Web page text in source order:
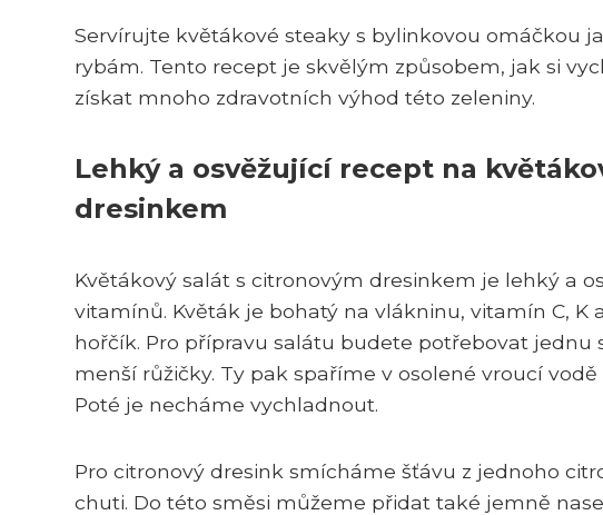
Servírujte květákové steaky s bylinkovou omáčkou
rybám. Tento recept je skvělým způsobem, jak si
získat mnoho zdravotních výhod této zeleniny.
Lehký a osvěžující recept na
dresinkem
Květákový salát s citronovým dresinkem je lehký a
vitamínů. Květák je bohatý na vlákninu, vitamín C, K
hořčík. Pro přípravu salátu budete potřebovat
menší růžičky. Ty pak spaříme v osolené vroucí
Poté je necháme vychladnout.
Pro citronový dresink smícháme šťávu z jednoho
chuti. Do této směsi můžeme přidat také jemně